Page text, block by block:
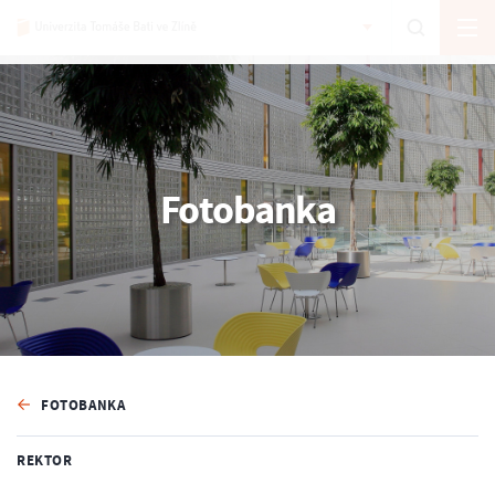
Fotobanka
FOTOBANKA
REKTOR